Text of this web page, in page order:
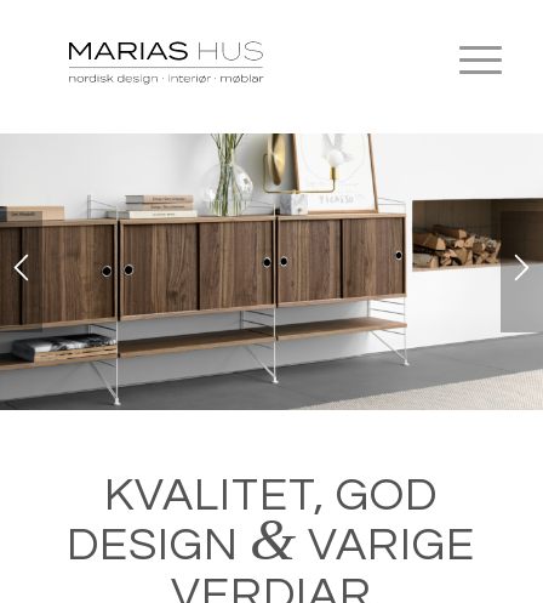
KVALITET, GOD
DESIGN & VARIGE